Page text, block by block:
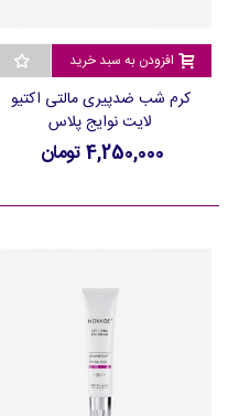
افزودن به سبد خرید
کرم شب ضدپیری مالتی اکتیو
لایت نوایج پلاس
4,250,000 تومان